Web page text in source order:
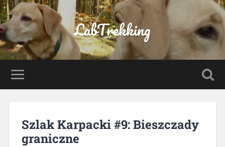
LabTrekking
Szlak Karpacki #9: Bieszczady
graniczne